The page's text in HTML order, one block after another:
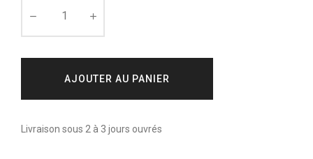
AJOUTER AU PANIER
Livraison sous 2 à 3 jours ouvrés